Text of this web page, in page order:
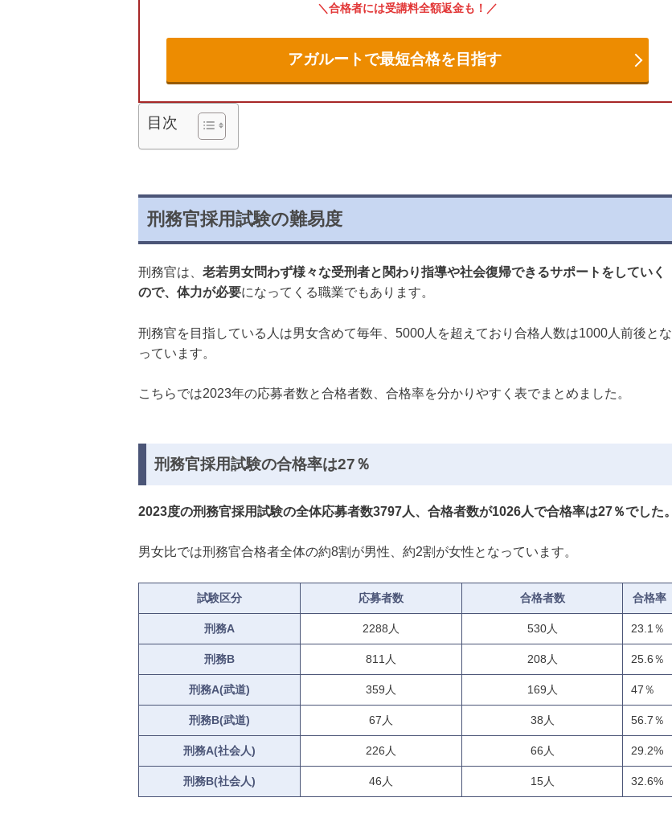
合格者には受講料全額返金も！
アガルートで最短合格を目指す
目次
刑務官採用試験の難易度
刑務官は、 老若男女問わず様々な受刑者と関わり指導や社会復帰できるサポートをしていく
ので、体力が必要になってくる職業でもあります。
刑務官を目指している人は男女含めて毎年、5000人を超えており合格人数は1000人前後とな
っています。
こちらでは2023年の応募者数と合格者数、合格率を分かりやすく表でまとめました。
刑務官採用試験の合格率は27％
2023度の刑務官採用試験の全体応募者数3797人、合格者数が1026人で合格率は27％でした。
男女比では刑務官合格者全体の約8割が男性、約2割が女性となっています。
試験区分 応募者数 合格者数 合格率
刑務A 2288人 530人 23.1％
刑務B 811人 208人 25.6％
刑務A(武道) 359人 169人 47％
刑務B(武道) 67人 38人 56.7％
刑務A(社会人) 226人 66人 29.2%
刑務B(社会人) 46人 15人 32.6%